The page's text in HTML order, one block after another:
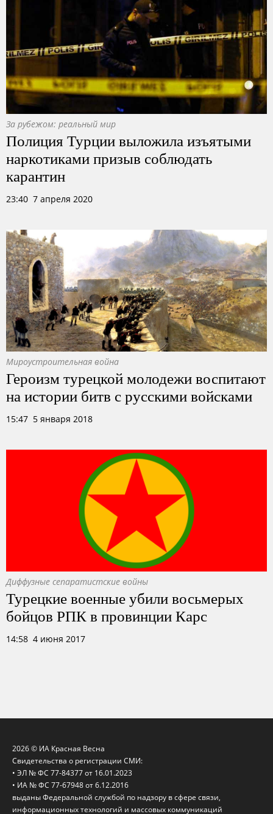
За рубежом: реальный мир
Полиция Турции выложила изъятыми
наркотиками призыв соблюдать
карантин
23:40 7 апреля 2020
Мироустроительная война
Героизм турецкой молодежи воспитают
на истории битв с русскими войсками
15:47 5 января 2018
Диффузные сепаратистские войны
Турецкие военные убили восьмерых
бойцов РПК в провинции Карс
14:58 4 июня 2017
2026 © ИА Красная Весна
Свидетельства о регистрации СМИ:
• ЭЛ № ФС 77-84377 от 16.01.2023
• ИА № ФС 77-67948 от 6.12.2016
выданы Федеральной службой по надзору в сфере связи,
информационных технологий и массовых коммуникаций